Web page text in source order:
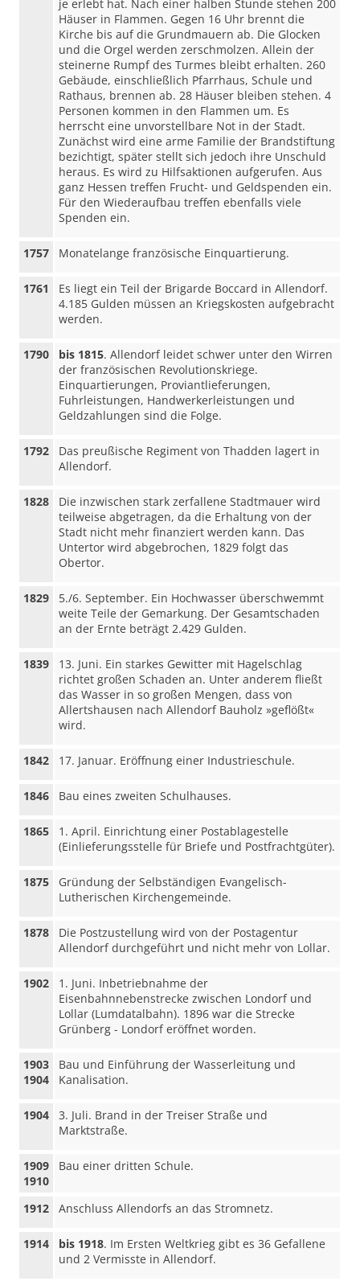
je erlebt hat. Nach einer halben Stunde stehen 200
Häuser in Flammen. Gegen 16 Uhr brennt die
Kirche bis auf die Grundmauern ab. Die Glocken
und die Orgel werden zerschmolzen. Allein der
steinerne Rumpf des Turmes bleibt erhalten. 260
Gebäude, einschließlich Pfarrhaus, Schule und
Rathaus, brennen ab. 28 Häuser bleiben stehen. 4
Personen kommen in den Flammen um. Es
herrscht eine unvorstellbare Not in der Stadt.
Zunächst wird eine arme Familie der Brandstiftung
bezichtigt, später stellt sich jedoch ihre Unschuld
heraus. Es wird zu Hilfsaktionen aufgerufen. Aus
ganz Hessen treffen Frucht- und Geldspenden ein.
Für den Wiederaufbau treffen ebenfalls viele
Spenden ein.
1757 Monatelange französische Einquartierung.
1761
Es liegt ein Teil der Brigarde Boccard in Allendorf.
4.185 Gulden müssen an Kriegskosten aufgebracht
werden.
1790 bis 1815. Allendorf leidet schwer unter den Wirren
der französischen Revolutionskriege.
Einquartierungen, Proviantlieferungen,
Fuhrleistungen, Handwerkerleistungen und
Geldzahlungen sind die Folge.
1792
Das preußische Regiment von Thadden lagert in
Allendorf.
1828
Die inzwischen stark zerfallene Stadtmauer wird
teilweise abgetragen, da die Erhaltung von der
Stadt nicht mehr finanziert werden kann. Das
Untertor wird abgebrochen, 1829 folgt das
Obertor.
1829
5./6. September. Ein Hochwasser überschwemmt
weite Teile der Gemarkung. Der Gesamtschaden
an der Ernte beträgt 2.429 Gulden.
1839
13. Juni. Ein starkes Gewitter mit Hagelschlag
richtet großen Schaden an. Unter anderem fließt
das Wasser in so großen Mengen, dass von
Allertshausen nach Allendorf Bauholz »geflößt«
wird.
1842 17. Januar. Eröffnung einer Industrieschule.
1846 Bau eines zweiten Schulhauses.
1865
1. April. Einrichtung einer Postablagestelle
(Einlieferungsstelle für Briefe und Postfrachtgüter).
1875
Gründung der Selbständigen Evangelisch-
Lutherischen Kirchengemeinde.
1878
Die Postzustellung wird von der Postagentur
Allendorf durchgeführt und nicht mehr von Lollar.
1902
1. Juni. Inbetriebnahme der
Eisenbahnnebenstrecke zwischen Londorf und
Lollar (Lumdatalbahn). 1896 war die Strecke
Grünberg - Londorf eröffnet worden.
1903
1904
Bau und Einführung der Wasserleitung und
Kanalisation.
1904
3. Juli. Brand in der Treiser Straße und
Marktstraße.
1909
1910
Bau einer dritten Schule.
1912 Anschluss Allendorfs an das Stromnetz.
1914 bis 1918. Im Ersten Weltkrieg gibt es 36 Gefallene
und 2 Vermisste in Allendorf.